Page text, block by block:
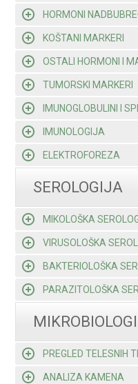
HORMONI
KOŠTANI MARKERI
OSTALI HORMONI I
TUMORSKI MARKERI
IMUNOGLOBULINI I
IMUNOLOGIJA
ELEKTROFOREZA
SEROLOGIJA
MIKOLOŠKA
VIRUSOLOŠKA
BAKTERIOLOŠKA
PARAZITOLOŠKA
PREGLED TELESNIH
ANALIZA KAMENA